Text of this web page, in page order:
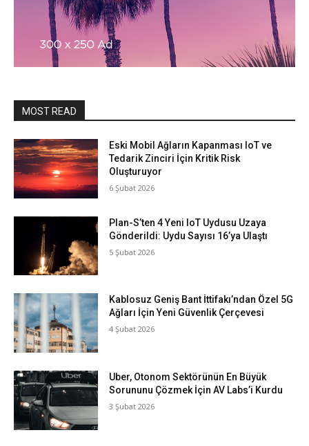
MOST READ
Eski Mobil Ağların Kapanması IoT ve
Tedarik Zinciri İçin Kritik Risk
Oluşturuyor
6 Şubat 2026
Plan-S’ten 4 Yeni IoT Uydusu Uzaya
Gönderildi: Uydu Sayısı 16’ya Ulaştı
5 Şubat 2026
Kablosuz Geniş Bant İttifakı’ndan Özel 5G
Ağları İçin Yeni Güvenlik Çerçevesi
4 Şubat 2026
Uber, Otonom Sektörünün En Büyük
Sorununu Çözmek İçin AV Labs’i Kurdu
3 Şubat 2026